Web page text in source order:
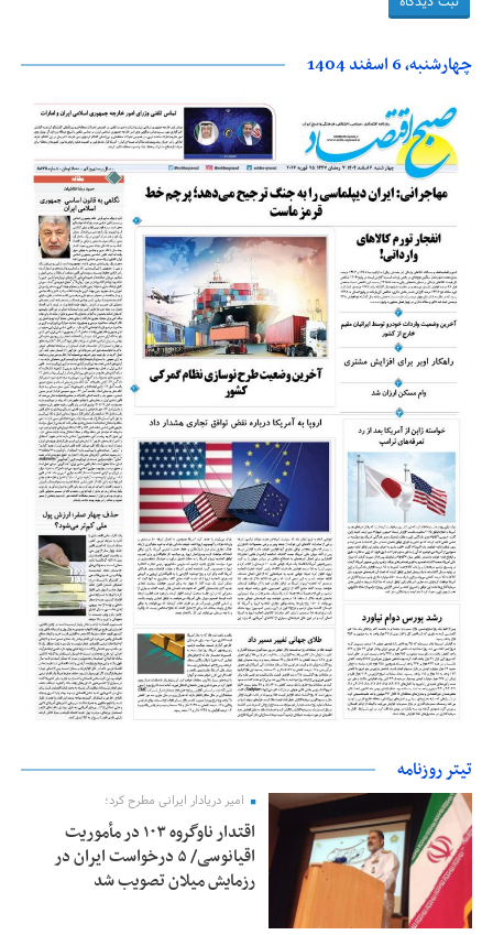
چهارشنبه، 6 اسفند 1404
تیتر روزنامه
امیر دریادار ایرانی مطرح کرد؛
اقتدار ناوگروه ۱۰۳ در مأموریت‌
اقیانوسی/ ۵ درخواست ایران در
رزمایش میلان تصویب شد